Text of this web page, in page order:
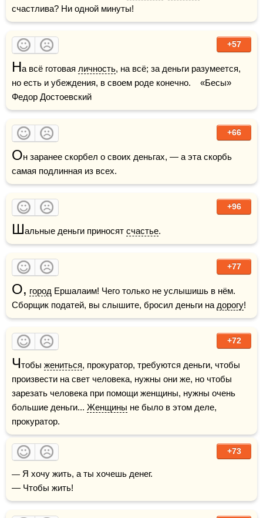
счастлива? Ни одной минуты!
+57
На всё готовая личность, на всё; за деньги разумеется,
но есть и убеждения, в своем роде конечно.    «Бесы»
Федор Достоевский
+66
Он заранее скорбел о своих деньгах, — а эта скорбь
самая подлинная из всех.
+96
Шальные деньги приносят счастье.
+77
О, город Ершалаим! Чего только не услышишь в нём.
Сборщик податей, вы слышите, бросил деньги на дорогу!
+72
Чтобы жениться, прокуратор, требуются деньги, чтобы
произвести на свет человека, нужны они же, но чтобы
зарезать человека при помощи женщины, нужны очень
большие деньги... Женщины не было в этом деле,
прокуратор.
+73
— Я хочу жить, а ты хочешь денег.
— Чтобы жить!